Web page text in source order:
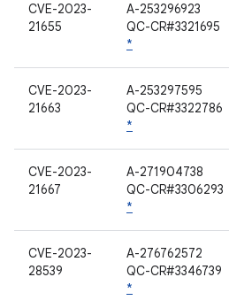
CVE-2023-
21655
A-253296923
QC-CR#3321695
*
CVE-2023-
21663
A-253297595
QC-CR#3322786
*
CVE-2023-
21667
A-271904738
QC-CR#3306293
*
CVE-2023-
28539
A-276762572
QC-CR#3346739
*